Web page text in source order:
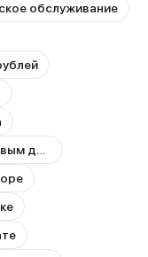
обслуживание